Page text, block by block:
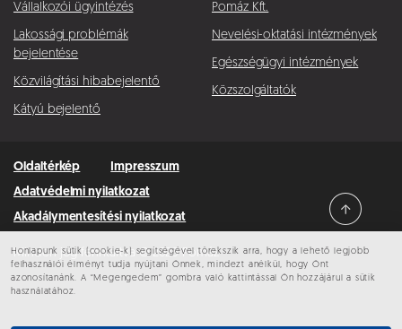
Honlapunk sütik (cookie-k) segítségével törekszik arra, hogy a lehető legjobb
felhasználói élményt tudja nyújtani Önnek, mindezt anélkül, hogy Önt
azonosítanánk. A “Megengedem” gombra való kattintással Ön hozzájárul a sütik
használatához.
Vállalkozói ügyintézés
Lakossági problémák
bejelentése
Közvilágítási hibabejelentő
Kátyú bejelentő
Pomáz Kft.
Nevelési-oktatási intézmények
Egészségügyi intézmények
Közszolgáltatók
Oldaltérkép
Impresszum
Adatvédelmi nyilatkozat
Akadálymentesítési nyilatkozat
Minden jog fenntartva © 2026 Pomáz